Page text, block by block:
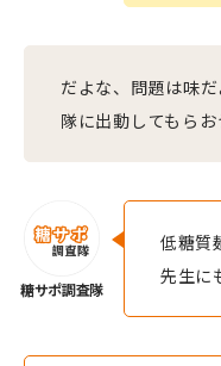
だよな、問題は味
隊に出動してもらお
低糖質
先生に